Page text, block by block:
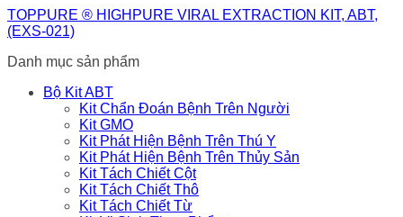
TOPPURE ® HIGHPURE VIRAL EXTRACTION KIT, ABT,
(EXS-021)
Danh mục sản phẩm
Bộ Kit ABT
Kit Chẩn Đoán Bệnh Trên Người
Kit GMO
Kit Phát Hiện Bệnh Trên Thú Y
Kit Phát Hiện Bệnh Trên Thủy Sản
Kit Tách Chiết Cột
Kit Tách Chiết Thô
Kit Tách Chiết Từ